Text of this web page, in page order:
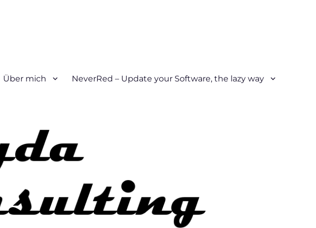
Über mich NeverRed – Update your Software, the lazy way